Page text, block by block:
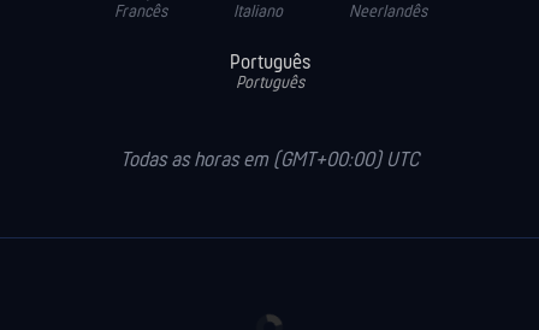
Francês Italiano Neerlandês
Português
Português
Todas as horas em (GMT+00:00) UTC